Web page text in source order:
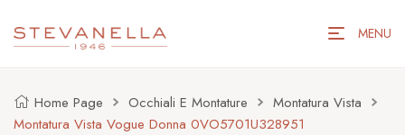
MENU
Home Page Occhiali E Montature
Montatura Vista
Montatura Vista Vogue Donna 0VO5701U328951